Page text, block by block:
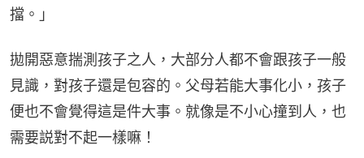
擋。」
拋開惡意揣測孩子之人，大部分人都不會跟孩子一般
見識，對孩子還是包容的。父母若能大事化小，孩子
便也不會覺得這是件大事。就像是不小心撞到人，也
需要説對不起一樣嘛！‍